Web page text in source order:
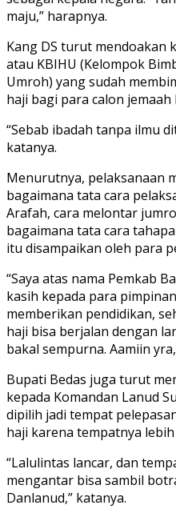
maju,” harapnya.
Kang DS turut mendoakan
atau KBIHU (Kelompok
Umroh) yang sudah
haji bagi para calon jemaah
“Sebab ibadah tanpa ilmu
katanya.
Menurutnya, pelaksanaan
bagaimana tata cara
Arafah, cara melontar
bagaimana tata cara
itu disampaikan oleh para
“Saya atas nama Pemkab
kasih kepada para
memberikan pendidikan,
haji bisa berjalan dengan
bakal sempurna. Aamiin
Bupati Bedas juga turut
kepada Komandan Lanud
dipilih jadi tempat
haji karena tempatnya lebih
“Lalulintas lancar, dan
mengantar bisa sambil
Danlanud,” katanya.